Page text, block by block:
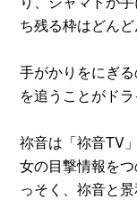
ち残る枠はどん
手がかりをにぎ
を追うことがド
祢音は「祢音TV
女の目撃情報を
っそく、祢音と